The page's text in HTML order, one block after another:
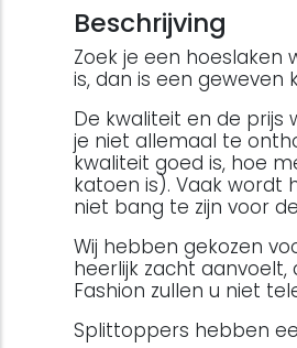
Beschrijving
Zoek je een
is, dan is een geweven
De kwaliteit en de prijs
je niet allemaal te
kwaliteit goed is, hoe
katoen is). Vaak wordt
niet bang te zijn voor
Wij hebben gekozen
heerlijk zacht
Fashion zullen u niet
Splittoppers hebben